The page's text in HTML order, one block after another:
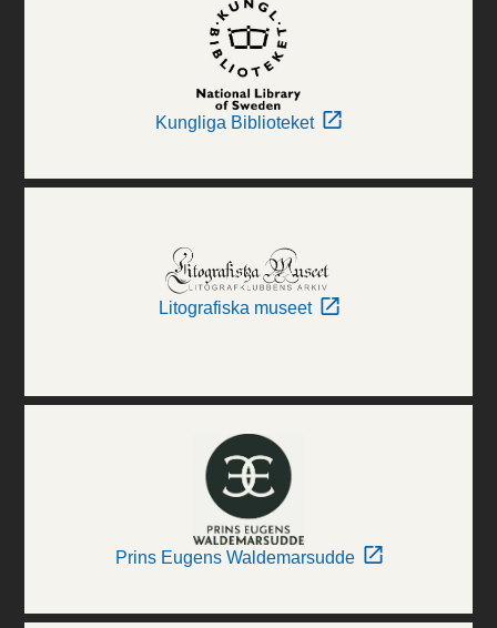
Kungliga Biblioteket
Litografiska museet
Prins Eugens Waldemarsudde